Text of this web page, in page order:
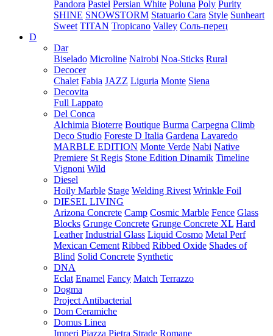
Pandora Pastel Persian White Poluna Poly Purity
SHINE SNOWSTORM Statuario Cara Style Sunheart
Sweet TITAN Tropicano Valley Соль-перец
D
Dar
Biselado Microline Nairobi Noa-Sticks Rural
Decocer
Chalet Fabia JAZZ Liguria Monte Siena
Decovita
Full Lappato
Del Conca
Alchimia Bioterre Boutique Burma Carpegna Climb
Deco Studio Foreste D Italia Gardena Lavaredo
MARBLE EDITION Monte Verde Nabi Native
Premiere St Regis Stone Edition Dinamik Timeline
Vignoni Wild
Diesel
Hoily Marble Stage Welding Rivest Wrinkle Foil
DIESEL LIVING
Arizona Concrete Camp Cosmic Marble Fence Glass
Blocks Grunge Concrete Grunge Concrete XL Hard
Leather Industrial Glass Liquid Cosmo Metal Perf
Mexican Cement Ribbed Ribbed Oxide Shades of
Blind Solid Concrete Synthetic
DNA
Eclat Enamel Fancy Match Terrazzo
Dogma
Project Antibacterial
Dom Ceramiche
Domus Linea
Imperi Piazza Pietra Strade Romane